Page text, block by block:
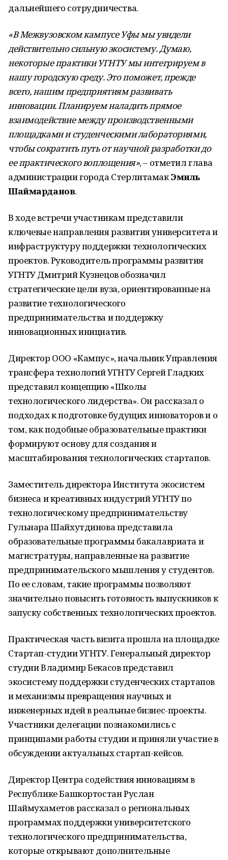
дальнейшего сотрудничества.
«В Межвузовском кампусе Уфы мы увидели
действительно сильную экосистему. Думаю,
некоторые практики УГНТУ мы интегрируем в
нашу городскую среду. Это поможет, прежде
всего, нашим предприятиям развивать
инновации. Планируем наладить прямое
взаимодействие между производственными
площадками и студенческими лабораториями,
чтобы сократить путь от научной разработки до
ее практического воплощения», – отметил глава
администрации города СтерлитамакЭмиль
Шаймарданов.
В ходе встречи участникам представили
ключевые направления развития университета и
инфраструктуру поддержки технологических
проектов. Руководитель программы развития
УГНТУ Дмитрий Кузнецов обозначил
стратегические цели вуза, ориентированные на
развитие технологического
предпринимательства и поддержку
инновационных инициатив.
Директор ООО «Кампус», начальник Управления
трансфера технологий УГНТУ Сергей Гладких
представил концепцию «Школы
технологического лидерства». Он рассказал о
подходах к подготовке будущих инноваторов и о
том, как подобные образовательные практики
формируют основу для создания и
масштабирования технологических стартапов.
Заместитель директора Института экосистем
бизнеса и креативных индустрий УГНТУ по
технологическому предпринимательству
Гульнара Шайхутдинова представила
образовательные программы бакалавриата и
магистратуры, направленные на развитие
предпринимательского мышления у студентов.
По ее словам, такие программы позволяют
значительно повысить готовность выпускников к
запуску собственных технологических проектов.
Практическая часть визита прошла на площадке
Стартап-студии УГНТУ. Генеральный директор
студии Владимир Бекасов представил
экосистему поддержки студенческих стартапов
и механизмы превращения научных и
инженерных идей в реальные бизнес-проекты.
Участники делегации познакомились с
принципами работы студии и приняли участие в
обсуждении актуальных стартап-кейсов.
Директор Центра содействия инновациям в
Республике Башкортостан Руслан
Шаймухаметов рассказал о региональных
программах поддержки университетского
технологического предпринимательства,
которые открывают дополнительные